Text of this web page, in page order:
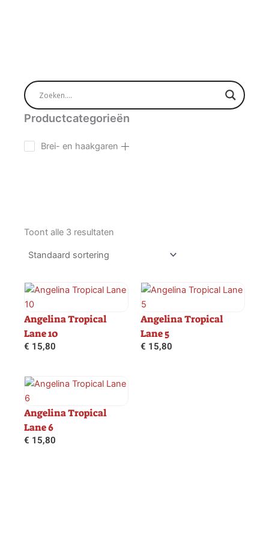
Productcategorieën
Brei- en haakgaren
Toont alle 3 resultaten
Angelina Tropical
Lane 10
€ 15,80
Angelina Tropical
Lane 5
€ 15,80
Angelina Tropical
Lane 6
€ 15,80